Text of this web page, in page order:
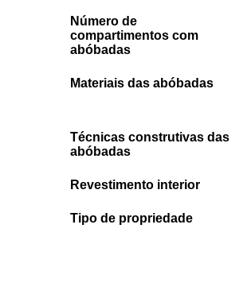
Número de
compartimentos com
abóbadas
Materiais das abóbadas
Técnicas construtivas das
abóbadas
Revestimento interior
Tipo de propriedade